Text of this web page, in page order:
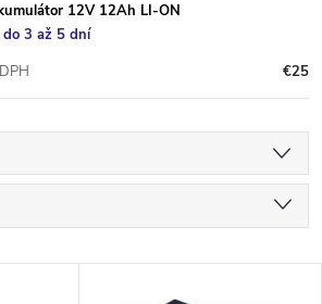
12V 12Ah LI-ON
do 3 až 5 dní
€25